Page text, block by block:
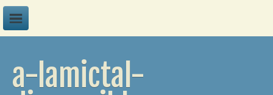
Ca-lamictal-